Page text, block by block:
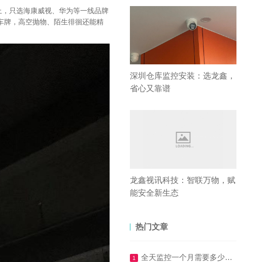
只选海康威视、华为等一线品牌
牌，高空抛物、陌生徘徊还能精
深圳仓库监控安装：选龙鑫，
省心又靠谱
龙鑫视讯科技：智联万物，赋
能安全新生态
热门文章
1 全天监控一个月需要多少度电,监控设备耗电量如何计算